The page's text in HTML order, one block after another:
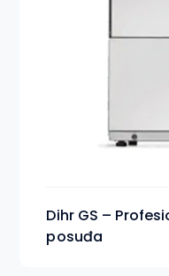
Dihr GS –
posuđa